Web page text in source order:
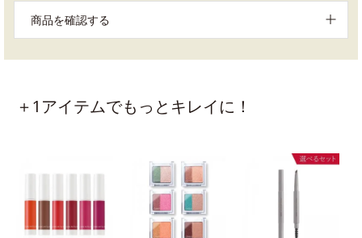
商品を確認する
＋1アイテムでもっとキレイに！